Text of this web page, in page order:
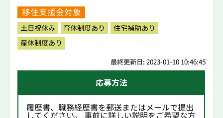
移住支援金対象
土日祝休み 育休制度あり
住宅補助あり
産休制度あり
最終更新日: 2023-01-10 10:46:45
応募方法
履歴書、職務経歴書を郵送またはメールで提出
してください。 事前に詳しい説明をご希望な方